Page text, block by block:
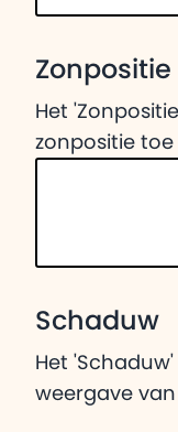
Zonpositie
Het
zonpositie
Schaduw
Het
weergave